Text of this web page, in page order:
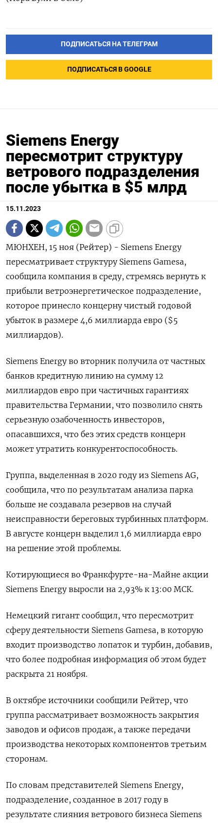
ПОДПИСАТЬСЯ НА ТЕЛЕГРАМ
ПОДПИСАТЬСЯ В GOOGLE
Siemens Energy
пересмотрит структуру
ветрового подразделения
после убытка в $5 млрд
15.11.2023
МЮНХЕН, 15 ноя (Рейтер) - Siemens Energy
пересматривает структуру Siemens Gamesa,
сообщила компания в среду, стремясь вернуть к
прибыли ветроэнергетическое подразделение,
которое принесло концерну чистый годовой
убыток в размере 4,6 миллиарда евро ($5
миллиардов).
Siemens Energy во вторник получила от частных
банков кредитную линию на сумму 12
миллиардов евро при частичных гарантиях
правительства Германии, что позволило снять
серьезную озабоченность инвесторов,
опасавшихся, что без этих средств концерн
может утратить конкурентоспособность.
Группа, выделенная в 2020 году из Siemens AG,
сообщила, что по результатам анализа парка
больше не создавала резервов на случай
неисправности береговых турбинных платформ.
В августе концерн выделил 1,6 миллиарда евро
на решение этой проблемы.
Котирующиеся во Франкфурте-на-Майне акции
Siemens Energy выросли на 2,93% к 13:00 МСК.
Немецкий гигант сообщил, что пересмотрит
сферу деятельности Siemens Gamesa, в которую
входит производство лопаток и турбин, добавив,
что более подробная информация об этом будет
раскрыта 21 ноября.
В октябре источники сообщили Рейтер, что
группа рассматривает возможность закрытия
заводов и офисов продаж, а также передачи
производства некоторых компонентов третьим
сторонам.
По словам представителей Siemens Energy,
подразделение, созданное в 2017 году в
результате слияния ветрового бизнеса Siemens